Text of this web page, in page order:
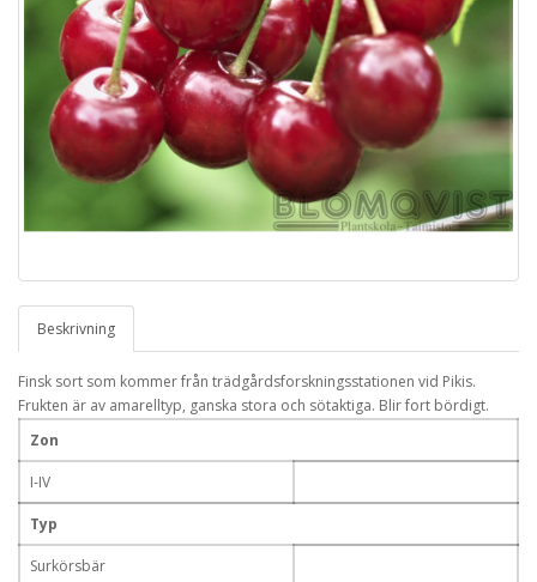
Beskrivning
Finsk sort som kommer från trädgårdsforskningsstationen vid Pikis.
Frukten är av amarelltyp, ganska stora och sötaktiga. Blir fort bördigt.
Zon
I-IV
Typ
Surkörsbär